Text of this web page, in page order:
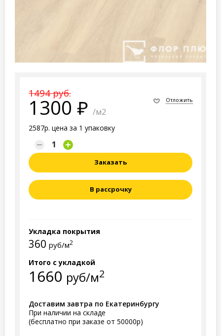
1494 руб.
1300 /м2
2587р. цена за 1 упаковку
Отложить
Заказать
В рассрочку
Укладка покрытия
360 руб/м2
Итого с укладкой
1660 руб/м2
Доставим завтра по Екатеринбургу
При наличии на складе
(бесплатно при заказе от 50000р)